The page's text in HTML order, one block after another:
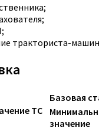
тракториста-
ТС
Базовая
значение